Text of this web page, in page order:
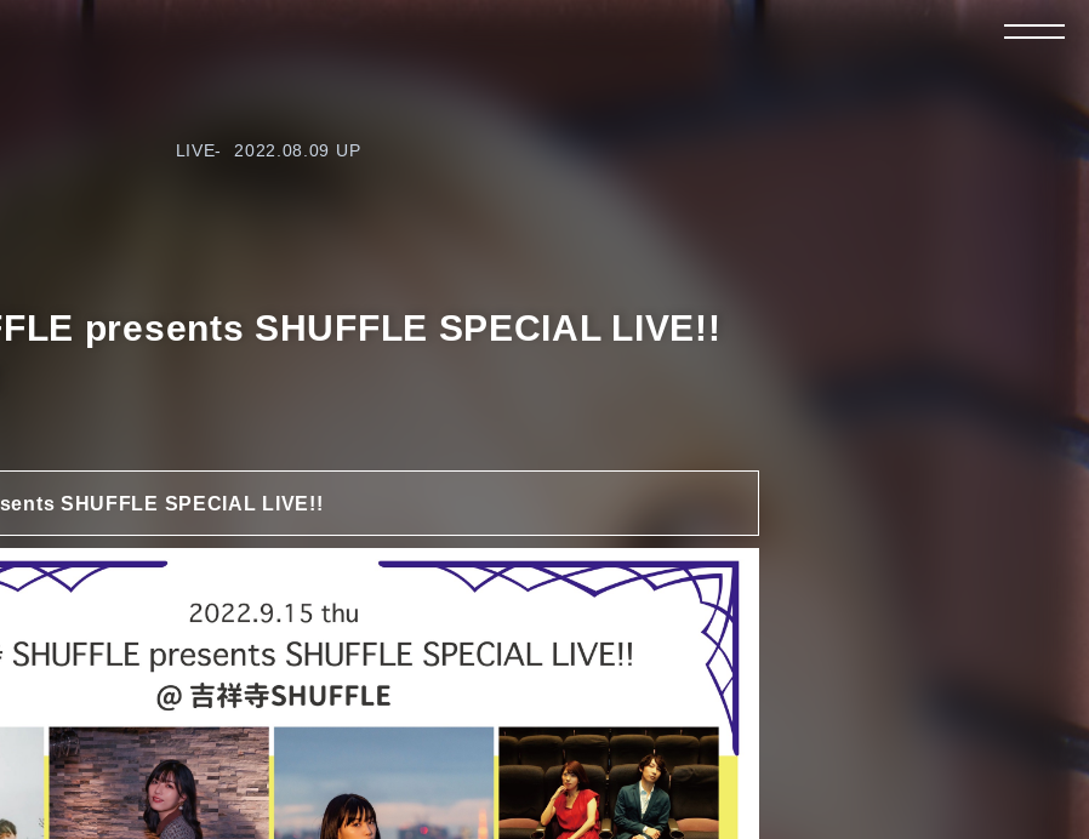
LIVE- 2022.08.09 UP
presents SHUFFLE SPECIAL LIVE!!
SHUFFLE SPECIAL LIVE!!